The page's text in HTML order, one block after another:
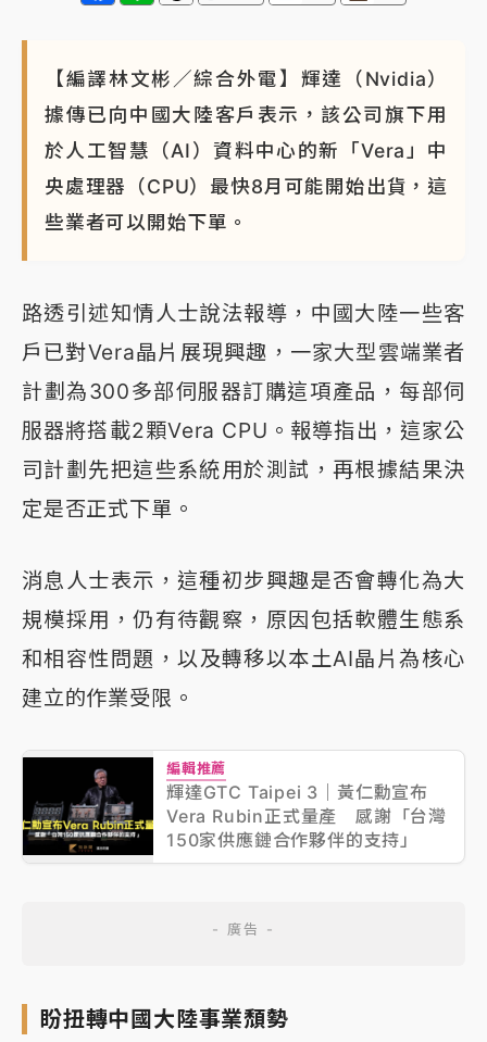
【編譯林文彬／綜合外電】輝達（Nvidia）
據傳已向中國大陸客戶表示，該公司旗下用
於人工智慧（AI）資料中心的新「Vera」中
央處理器（CPU）最快8月可能開始出貨，這
些業者可以開始下單。
路透引述知情人士說法報導，中國大陸一些客
戶已對Vera晶片展現興趣，一家大型雲端業者
計劃為300多部伺服器訂購這項產品，每部伺
服器將搭載2顆Vera CPU。報導指出，這家公
司計劃先把這些系統用於測試，再根據結果決
定是否正式下單。
消息人士表示，這種初步興趣是否會轉化為大
規模採用，仍有待觀察，原因包括軟體生態系
和相容性問題，以及轉移以本土AI晶片為核心
建立的作業受限。
編輯推薦
輝達GTC Taipei 3｜黃仁勳宣布
Vera Rubin正式量產 感謝「台灣
150家供應鏈合作夥伴的支持」
盼扭轉中國大陸事業頹勢